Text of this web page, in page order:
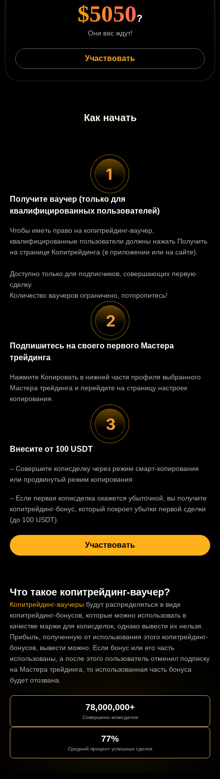
$5050?
Они вас ждут!
Участвовать
Как начать
Получите ваучер (только для
квалифицированных пользователей)
Чтобы иметь право на копитрейдинг-ваучер,
квалифицированные пользователи должны нажать Получить
на странице Копитрейдинга (в приложении или на сайте).
Доступно только для подписчиков, совершающих первую
сделку.
Количество ваучеров ограничено, поторопитесь!
Подпишитесь на своего первого Мастера
трейдинга
Нажмите Копировать в нижней части профиля выбранного
Мастера трейдинга и перейдите на страницу настроек
копирования.
Внесите от 100 USDT
– Совершите кописделку через режим смарт-копирования
или продвинутый режим копирования
– Если первая кописделка окажется убыточной, вы получите
копитрейдинг-бонус, который покроет убытки первой сделки
(до 100 USDT).
Участвовать
Что такое копитрейдинг-ваучер?
Копитрейдинг-ваучеры будут распределяться в виде
копитрейдинг-бонусов, которые можно использовать в
качестве маржи для кописделок, однако вывести их нельзя.
Прибыль, полученную от использования этого копитрейдинг-
бонусов, вывести можно. Если бонус или его часть
использованы, а после этого пользователь отменил подписку
на Мастера трейдинга, то использованная часть бонуса
будет отозвана.
78,000,000+
Совершено кописделок
77%
Средний процент успешных сделок